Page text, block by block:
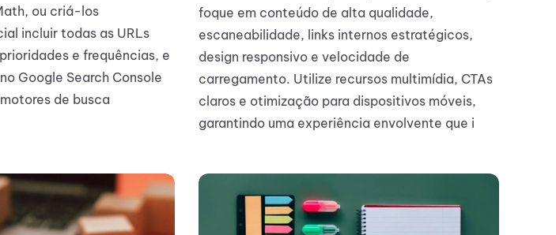
ou criá-los
incluir todas as URLs
e frequências, e
Google Search Console
de busca
foque em conteúdo de alta qualidade,
escaneabilidade, links internos estratégicos,
design responsivo e velocidade de
carregamento. Utilize recursos multimídia, CTAs
claros e otimização para dispositivos móveis,
garantindo uma experiência envolvente que i